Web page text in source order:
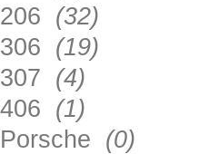
206 (32)
306 (19)
307 (4)
406 (1)
Porsche (0)